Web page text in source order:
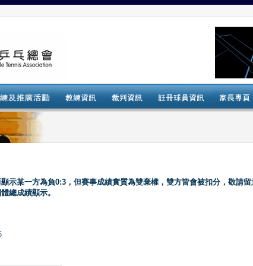
示某一方為負0:3，但賽事成績實質為雙棄權，雙方皆會被扣分，敬請留
總成績顯示。